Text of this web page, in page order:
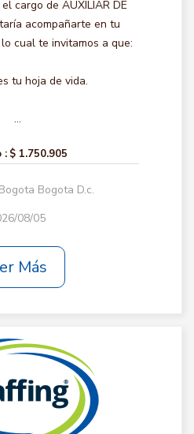
cargo de AUXILIAR DE
acompañarte en tu
cual te invitamos a que:
tu hoja de vida.
...
: $ 1.750.905
Bogota D.c.
08/05
Más